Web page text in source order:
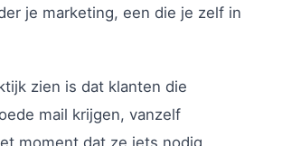
je marketing, een die je zelf in
zien is dat klanten die
mail krijgen, vanzelf
moment dat ze iets nodig